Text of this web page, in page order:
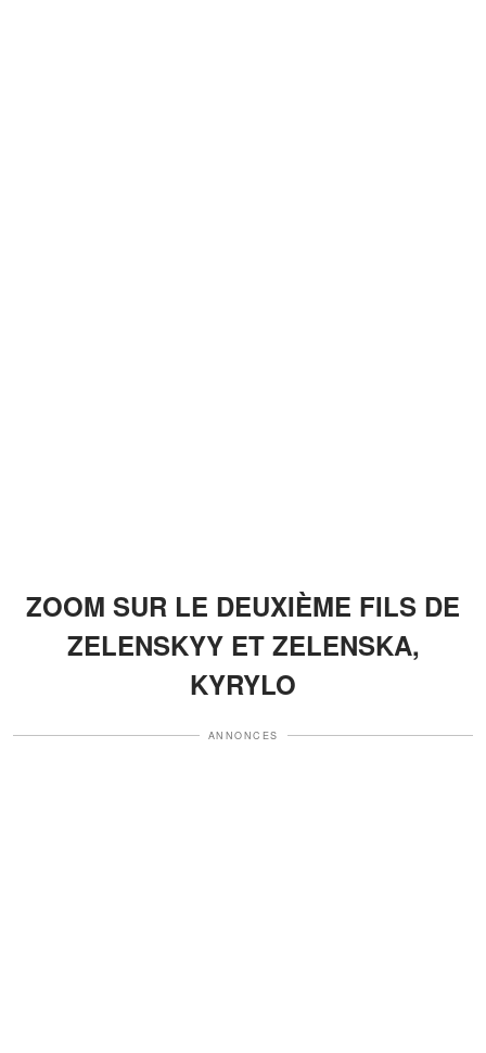
ZOOM SUR LE DEUXIÈME FILS DE
ZELENSKYY ET ZELENSKA,
KYRYLO
ANNONCES